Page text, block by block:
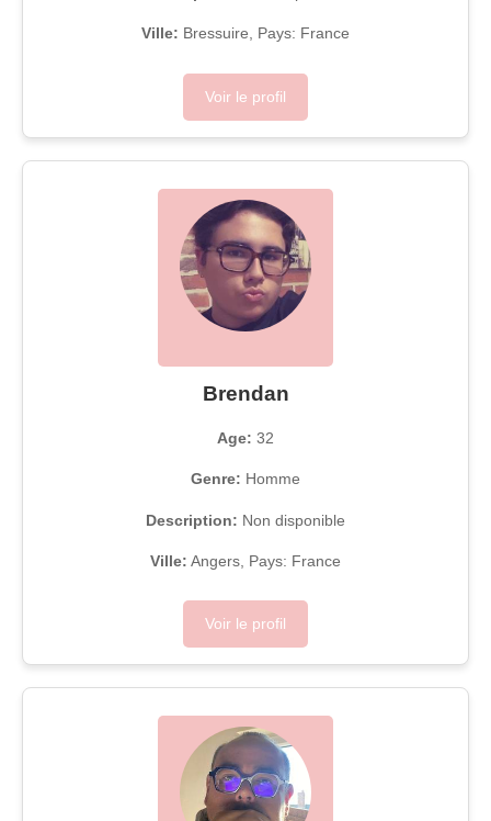
Ville: Bressuire, Pays: France
Voir le profil
Brendan
Age: 32
Genre: Homme
Description: Non disponible
Ville: Angers, Pays: France
Voir le profil